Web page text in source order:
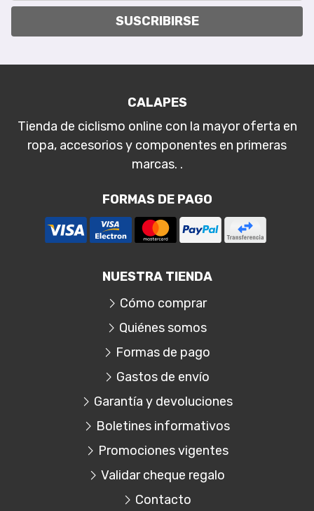
SUSCRIBIRSE
CALAPES
Tienda de ciclismo online con la mayor oferta en
ropa, accesorios y componentes en primeras
marcas. .
FORMAS DE PAGO
NUESTRA TIENDA
Cómo comprar
Quiénes somos
Formas de pago
Gastos de envío
Garantía y devoluciones
Boletines informativos
Promociones vigentes
Validar cheque regalo
Contacto